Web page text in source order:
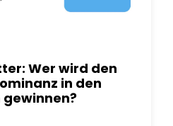
Wer wird den
in den
gewinnen?